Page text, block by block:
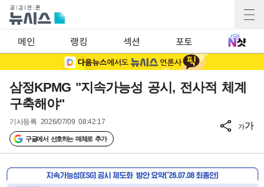
메인 랭킹 섹션 포토
삼정KPMG "지속가능성 공시, 전사적 체계
구축해야"
기사등록 2026/07/09 08:42:17
구글에서 선호하는 매체로 추가
가가